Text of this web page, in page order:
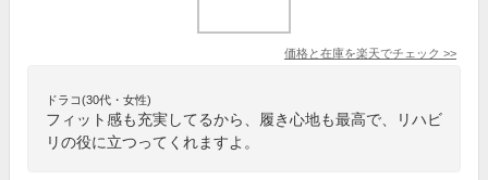
価格と在庫を楽天でチェック >>
ドラコ(30代・女性)
フィット感も充実してるから、履き心地も最高で、リハビ
リの役に立つってくれますよ。